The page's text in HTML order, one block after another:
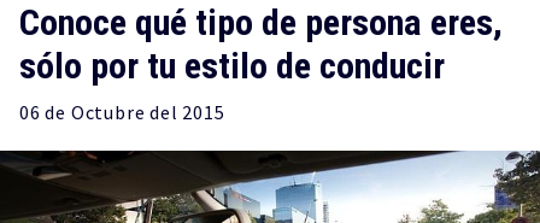
Conoce qué tipo de persona eres,
sólo por tu estilo de conducir
06 de Octubre del 2015